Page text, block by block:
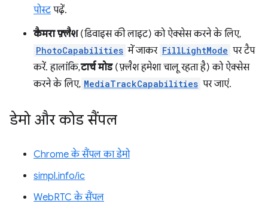
पोस्टपढ़ें.
कैमरा फ़्लैश(डिवाइस की लाइट) को ऐक्सेस करने के लिए,
PhotoCapabilities में जाकर FillLightMode पर टैप
करें. हालांकि,टार्च मोड(फ़्लैश हमेशा चालू रहता है) को ऐक्सेस
करने के लिए, MediaTrackCapabilities पर जाएं.
डेमो और कोड सैंपल
Chrome के सैंपल का डेमो
simpl.info/ic
WebRTC के सैंपल